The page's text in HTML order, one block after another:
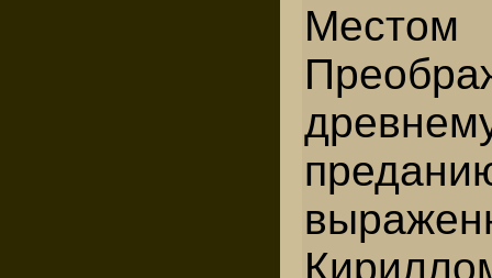
Местом